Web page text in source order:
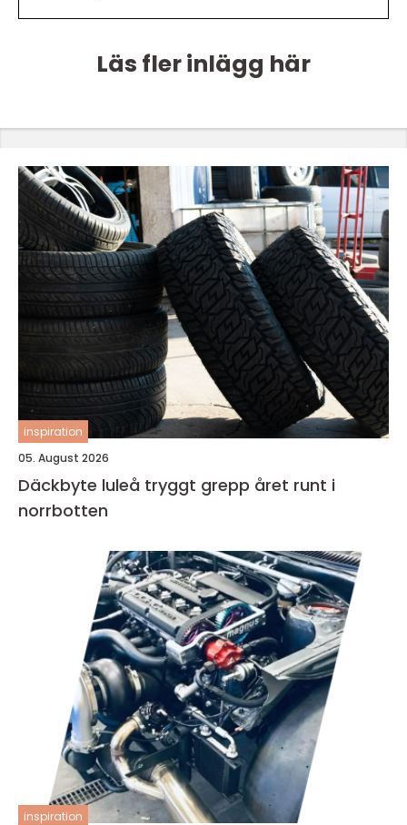
Läs fler inlägg här
inspiration
05. August 2026
Däckbyte luleå tryggt grepp året runt i
norrbotten
inspiration